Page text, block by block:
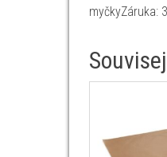
myčkyZáruka: